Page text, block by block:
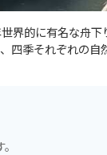
的に有名な舟下
四季それぞれの自